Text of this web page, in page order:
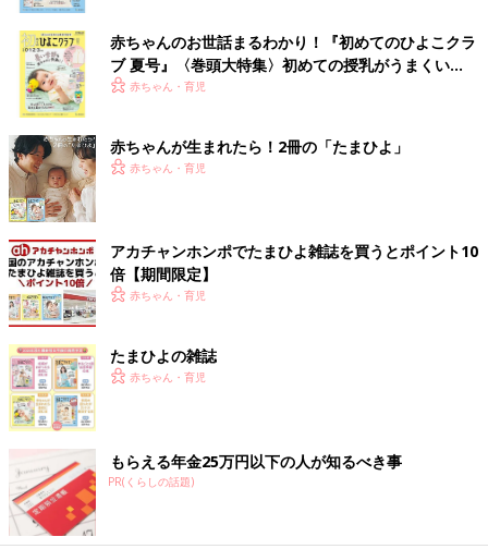
赤ちゃんのお世話まるわかり！『初めてのひよこクラ
ブ 夏号』〈巻頭大特集〉初めての授乳がうまくい
く！ おっぱい・ミルクの基本と夏のトラブル 解決テ
赤ちゃん・育児
赤ちゃんが生まれたら！2冊の「たまひよ」
赤ちゃん・育児
アカチャンホンポでたまひよ雑誌を買うとポイント10
倍【期間限定】
赤ちゃん・育児
たまひよの雑誌
赤ちゃん・育児
もらえる年金25万円以下の人が知るべき事
PR(くらしの話題)